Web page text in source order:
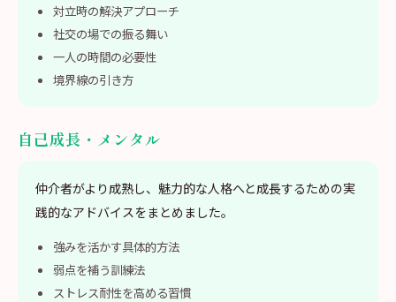
対立時の解決アプローチ
社交の場での振る舞い
一人の時間の必要性
境界線の引き方
自己成長・メンタル
仲介者がより成熟し、魅力的な人格へと成長するための実
践的なアドバイスをまとめました。
強みを活かす具体的方法
弱点を補う訓練法
ストレス耐性を高める習慣